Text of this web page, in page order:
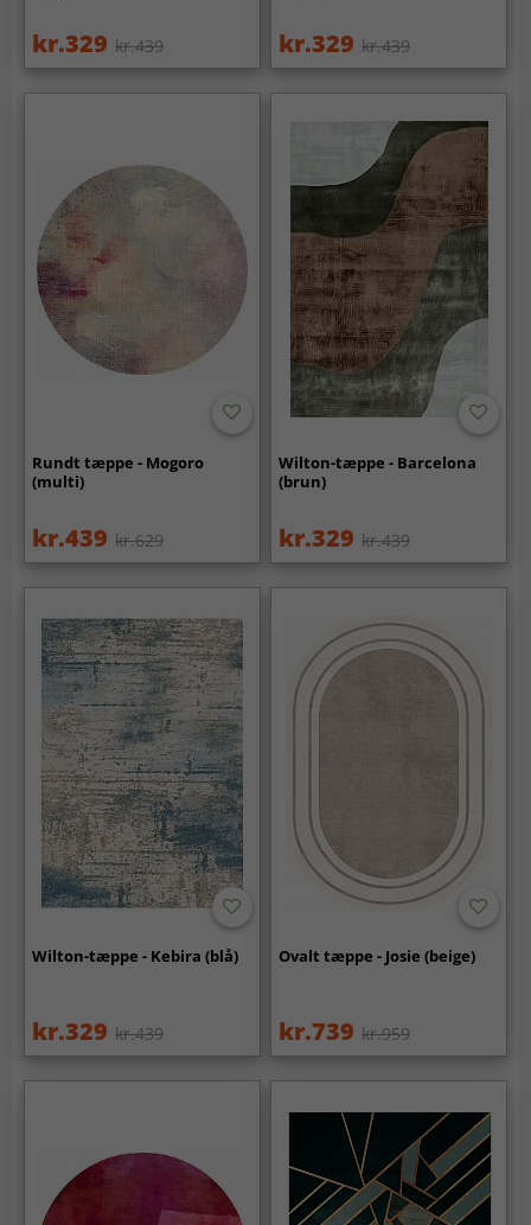
kr.329 kr.439 kr.329 kr.439
Rundt tæppe - Mogoro
(multi)
kr.439 kr.629
Wilton-tæppe - Barcelona
(brun)
kr.329 kr.439
Wilton-tæppe - Kebira (blå)
kr.329 kr.439
Ovalt tæppe - Josie (beige)
kr.739 kr.959